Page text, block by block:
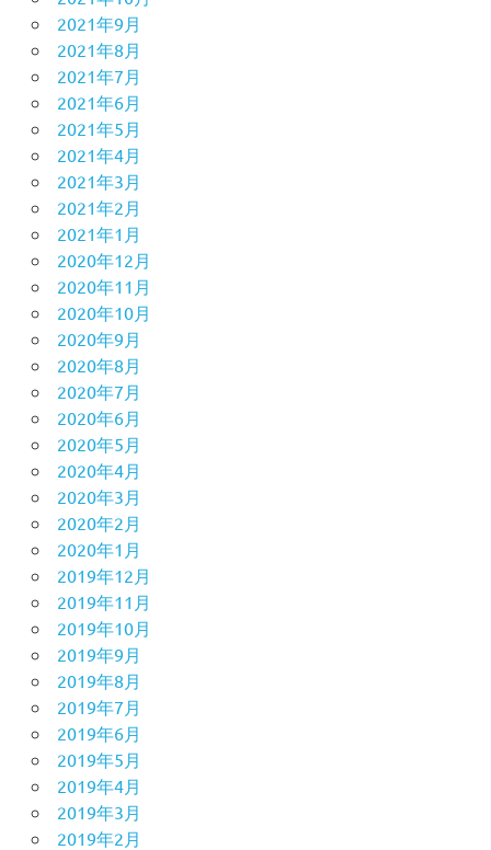
2021年9月
2021年8月
2021年7月
2021年6月
2021年5月
2021年4月
2021年3月
2021年2月
2021年1月
2020年12月
2020年11月
2020年10月
2020年9月
2020年8月
2020年7月
2020年6月
2020年5月
2020年4月
2020年3月
2020年2月
2020年1月
2019年12月
2019年11月
2019年10月
2019年9月
2019年8月
2019年7月
2019年6月
2019年5月
2019年4月
2019年3月
2019年2月